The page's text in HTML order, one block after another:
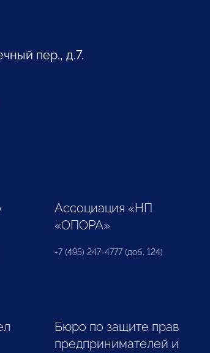
пер., д.7.
Ассоциация «НП
«ОПОРА»
+7 (495) 247-4777 (доб. 124)
Бюро по защите прав
предпринимателей и